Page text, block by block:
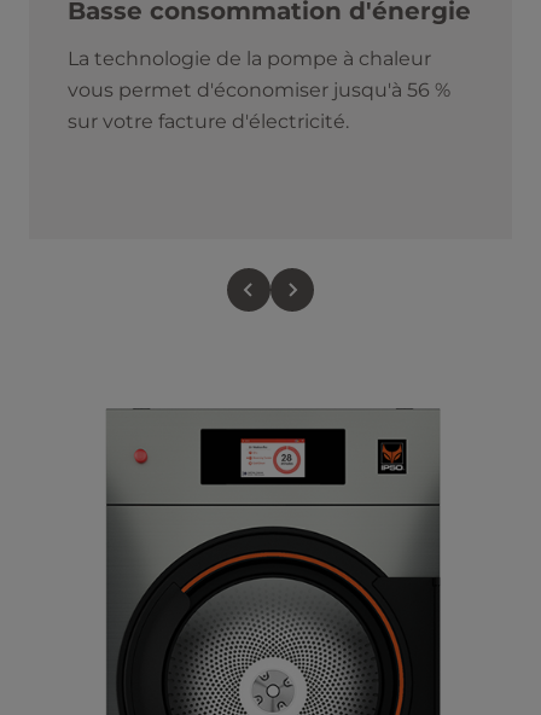
Basse consommation d'énergie
La technologie de la pompe à chaleur
vous permet d'économiser jusqu'à 56 %
sur votre facture d'électricité.